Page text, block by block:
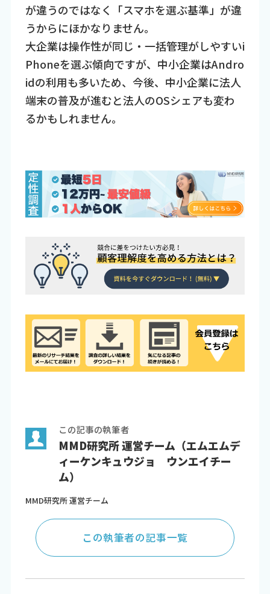
が違うのではなく「スマホを選ぶ基準」が違
うからにほかなりません。
大企業は操作性が同じ・一括管理がしやすいi
Phoneを選ぶ傾向ですが、中小企業はAndro
idの利用も多いため、今後、中小企業に法人
端末の普及が進むと法人のOSシェアも変わ
るかもしれません。
この記事の執筆者
MMD研究所 運営チーム（エムエムデ
ィーケンキュウジョ ウンエイチー
ム）
MMD研究所 運営チーム
この執筆者の記事一覧